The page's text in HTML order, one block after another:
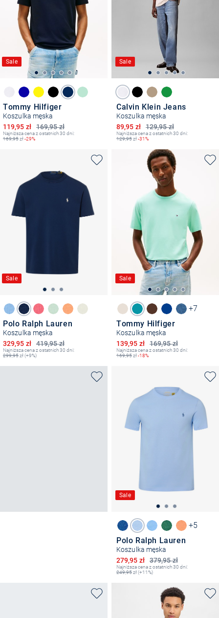
Sale
Tommy Hilfiger
Koszulka męska
169,95 zł
Obniżona cena
119,95 zł
Najniższa cena z ostatnich 30 dni:
169,95zł-29%
Sale
Calvin Klein Jeans
Koszulka męska
129,95 zł
Obniżona cena
89,95 zł
Najniższa cena z ostatnich 30 dni:
129,95zł-31%
Sale
Polo Ralph Lauren
Koszulka męska
419,95 zł
Obniżona cena
329,95 zł
Najniższa cena z ostatnich 30 dni:
299,95zł (+9%)
Sale
+7
Tommy Hilfiger
Koszulka męska
169,95 zł
Obniżona cena
139,95 zł
Najniższa cena z ostatnich 30 dni:
169,95zł-18%
Sale
+5
Polo Ralph Lauren
Koszulka męska
379,95 zł
Obniżona cena
279,95 zł
Najniższa cena z ostatnich 30 dni:
249,95zł (+11%)